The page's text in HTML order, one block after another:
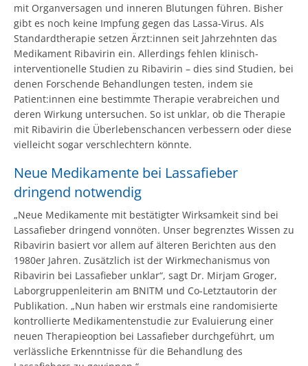
mit Organversagen und inneren Blutungen führen. Bisher
gibt es noch keine Impfung gegen das Lassa-Virus. Als
Standardtherapie setzen Ärzt:innen seit Jahrzehnten das
Medikament Ribavirin ein. Allerdings fehlen klinisch-
interventionelle Studien zu Ribavirin – dies sind Studien, bei
denen Forschende Behandlungen testen, indem sie
Patient:innen eine bestimmte Therapie verabreichen und
deren Wirkung untersuchen. So ist unklar, ob die Therapie
mit Ribavirin die Überlebenschancen verbessern oder diese
vielleicht sogar verschlechtern könnte.
Neue Medikamente bei Lassafieber
dringend notwendig
„Neue Medikamente mit bestätigter Wirksamkeit sind bei
Lassafieber dringend vonnöten. Unser begrenztes Wissen zu
Ribavirin basiert vor allem auf älteren Berichten aus den
1980er Jahren. Zusätzlich ist der Wirkmechanismus von
Ribavirin bei Lassafieber unklar“, sagt Dr. Mirjam Groger,
Laborgruppenleiterin am BNITM und Co-Letztautorin der
Publikation. „Nun haben wir erstmals eine randomisierte
kontrollierte Medikamentenstudie zur Evaluierung einer
neuen Therapieoption bei Lassafieber durchgeführt, um
verlässliche Erkenntnisse für die Behandlung des